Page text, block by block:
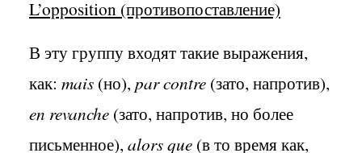
L’opposition (противопоставление)
В эту группу входят такие выражения,
как: mais (но), par contre (зато, напротив),
en revanche (зато, напротив, но более
письменное), alors que (в то время как,